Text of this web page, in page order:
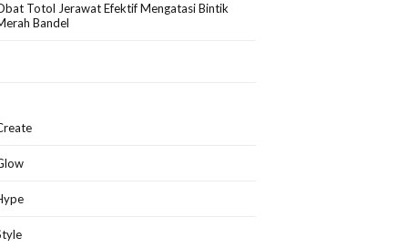
Totol Jerawat Efektif Mengatasi Bintik
Bandel